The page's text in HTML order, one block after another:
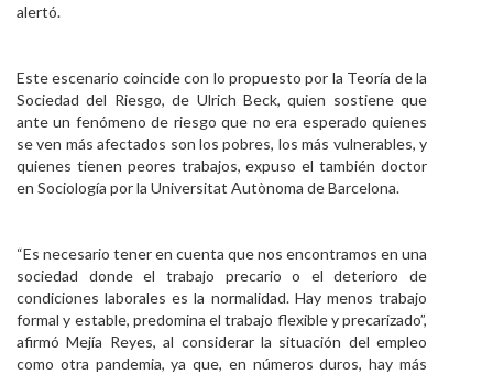
alertó.
Este escenario coincide con lo propuesto por la Teoría de la
Sociedad del Riesgo, de Ulrich Beck, quien sostiene que
ante un fenómeno de riesgo que no era esperado quienes
se ven más afectados son los pobres, los más vulnerables, y
quienes tienen peores trabajos, expuso el también doctor
en Sociología por la Universitat Autònoma de Barcelona.
“Es necesario tener en cuenta que nos encontramos en una
sociedad donde el trabajo precario o el deterioro de
condiciones laborales es la normalidad. Hay menos trabajo
formal y estable, predomina el trabajo flexible y precarizado”,
afirmó Mejía Reyes, al considerar la situación del empleo
como otra pandemia, ya que, en números duros, hay más